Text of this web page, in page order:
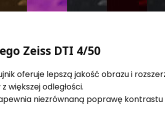
Zeiss DTI 4/50
oferuje lepszą jakość obrazu i
większej odległości.
niezrównaną poprawę